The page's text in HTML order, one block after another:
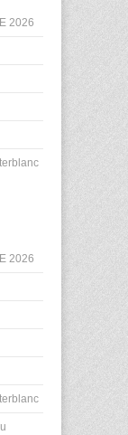
2026
2026